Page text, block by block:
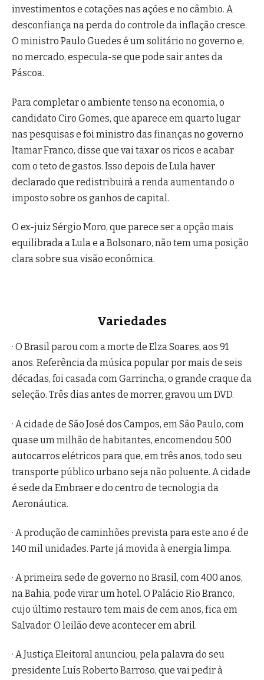
investimentos e cotações nas ações e no câmbio. A
desconfiança na perda do controle da inflação cresce.
O ministro Paulo Guedes é um solitário no governo e,
no mercado, especula-se que pode sair antes da
Páscoa.
Para completar o ambiente tenso na economia, o
candidato Ciro Gomes, que aparece em quarto lugar
nas pesquisas e foi ministro das finanças no governo
Itamar Franco, disse que vai taxar os ricos e acabar
com o teto de gastos. Isso depois de Lula haver
declarado que redistribuirá a renda aumentando o
imposto sobre os ganhos de capital.
O ex-juiz Sérgio Moro, que parece ser a opção mais
equilibrada a Lula e a Bolsonaro, não tem uma posição
clara sobre sua visão econômica.
Variedades
· O Brasil parou com a morte de Elza Soares, aos 91
anos. Referência da música popular por mais de seis
décadas, foi casada com Garrincha, o grande craque da
seleção. Três dias antes de morrer, gravou um DVD.
· A cidade de São José dos Campos, em São Paulo, com
quase um milhão de habitantes, encomendou 500
autocarros elétricos para que, em três anos, todo seu
transporte público urbano seja não poluente. A cidade
é sede da Embraer e do centro de tecnologia da
Aeronáutica.
· A produção de caminhões prevista para este ano é de
140 mil unidades. Parte já movida à energia limpa.
· A primeira sede de governo no Brasil, com 400 anos,
na Bahia, pode virar um hotel. O Palácio Rio Branco,
cujo último restauro tem mais de cem anos, fica em
Salvador. O leilão deve acontecer em abril.
· A Justiça Eleitoral anunciou, pela palavra do seu
presidente Luís Roberto Barroso, que vai pedir à